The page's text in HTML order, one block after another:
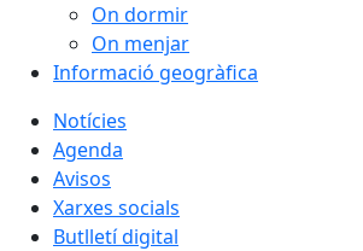
On dormir
On menjar
Informació geogràfica
Notícies
Agenda
Avisos
Xarxes socials
Butlletí digital